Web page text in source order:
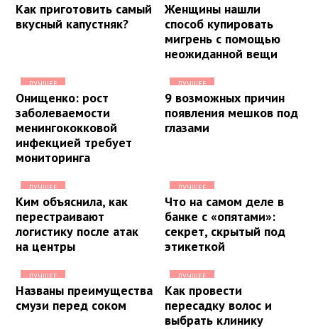
Как приготовить самый
вкусный капустняк?
Женщины нашли
способ купировать
мигрень с помощью
неожиданной вещи
ЛУЧШЕЕ
Онищенко: рост
заболеваемости
менингококковой
инфекцией требует
мониторинга
ЛУЧШЕЕ
9 возможных причин
появления мешков под
глазами
ЛУЧШЕЕ
Ким объяснила, как
перестраивают
логистику после атак
на центры
ЛУЧШЕЕ
Что на самом деле в
банке с «опятами»:
секрет, скрытый под
этикеткой
ЛУЧШЕЕ
Названы преимущества
смузи перед соком
ЛУЧШЕЕ
Как провести
пересадку волос и
выбрать клинику